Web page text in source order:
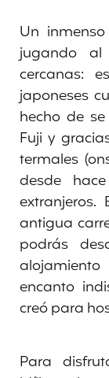
Un
jugando al
cercanas:
japoneses
hecho de
Fuji y
termales
desde
antigua
podrás
encanto
creó para
Para